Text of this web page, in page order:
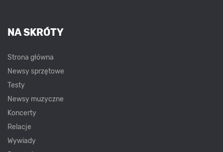
NA SKRÓTY
Strona główna
Newsy sprzętowe
Testy
Newsy muzyczne
Koncerty
Relacje
Wywiady